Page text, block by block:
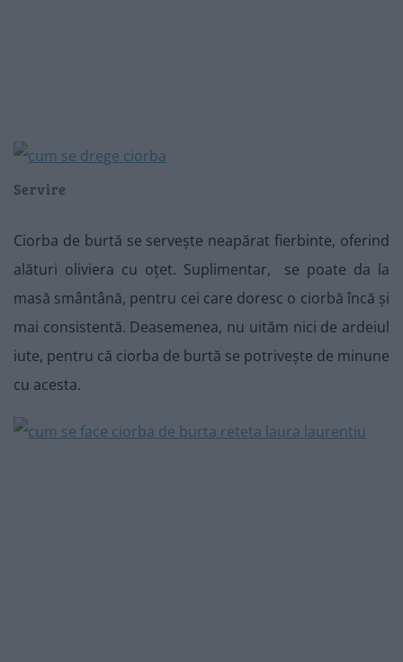
Servire
Ciorba de burtă se servește neapărat fierbinte, oferind
alături oliviera cu oțet. Suplimentar, se poate da la
masă smântână, pentru cei care doresc o ciorbă încă și
mai consistentă. Deasemenea, nu uităm nici de ardeiul
iute, pentru că ciorba de burtă se potrivește de minune
cu acesta.